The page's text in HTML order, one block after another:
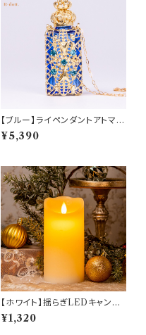
【ブルー】ライペンダントアトマイ
ザー(am-LECZ4201)
¥5,390
【ホワイト】揺らぎLEDキャンド
ルライト【Lサイズ(15cm)】 (833
1)
¥1,320